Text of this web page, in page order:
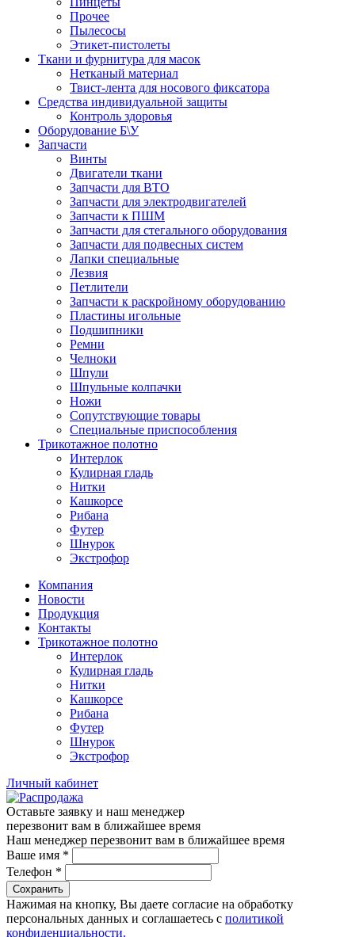
Прочее
Пылесосы
Этикет-пистолеты
Ткани и фурнитура для масок
Нетканый материал
Твист-лента для носового фиксатора
Средства индивидуальной защиты
Контроль здоровья
Оборудование Б\У
Запчасти
Винты
Двигатели ткани
Запчасти для ВТО
Запчасти для электродвигателей
Запчасти к ПШМ
Запчасти для стегального оборудования
Запчасти для подвесных систем
Лапки специальные
Лезвия
Петлители
Запчасти к раскройному оборудованию
Пластины игольные
Подшипники
Ремни
Челноки
Шпули
Шпульные колпачки
Ножи
Сопутствующие товары
Специальные приспособления
Трикотажное полотно
Интерлок
Кулирная гладь
Нитки
Кашкорсе
Рибана
Футер
Шнурок
Экстрофор
Компания
Новости
Продукция
Контакты
Трикотажное полотно
Интерлок
Кулирная гладь
Нитки
Кашкорсе
Рибана
Футер
Шнурок
Экстрофор
Личный кабинет
Оставьте заявку и наш менеджер
перезвонит вам в ближайшее время
Наш менеджер перезвонит вам в ближайшее время
Ваше имя *
Телефон *
Сохранить
Нажимая на кнопку, Вы даете согласие на обработку
персональных данных и соглашаетесь с политикой
конфиденциальности.